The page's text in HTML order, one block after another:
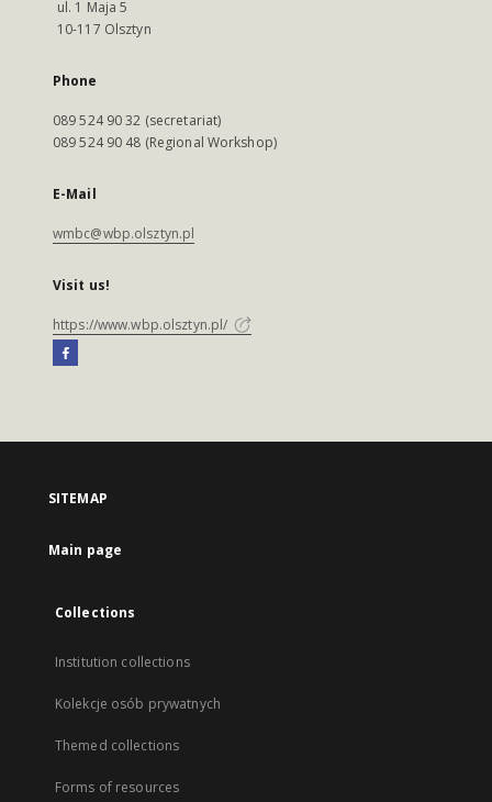
ul. 1 Maja 5
10-117 Olsztyn
Phone
089 524 90 32 (secretariat)
089 524 90 48 (Regional Workshop)
E-Mail
wmbc@wbp.olsztyn.pl
Visit us!
https://www.wbp.olsztyn.pl/
SITEMAP
Main page
Collections
Institution collections
Kolekcje osób prywatnych
Themed collections
Forms of resources